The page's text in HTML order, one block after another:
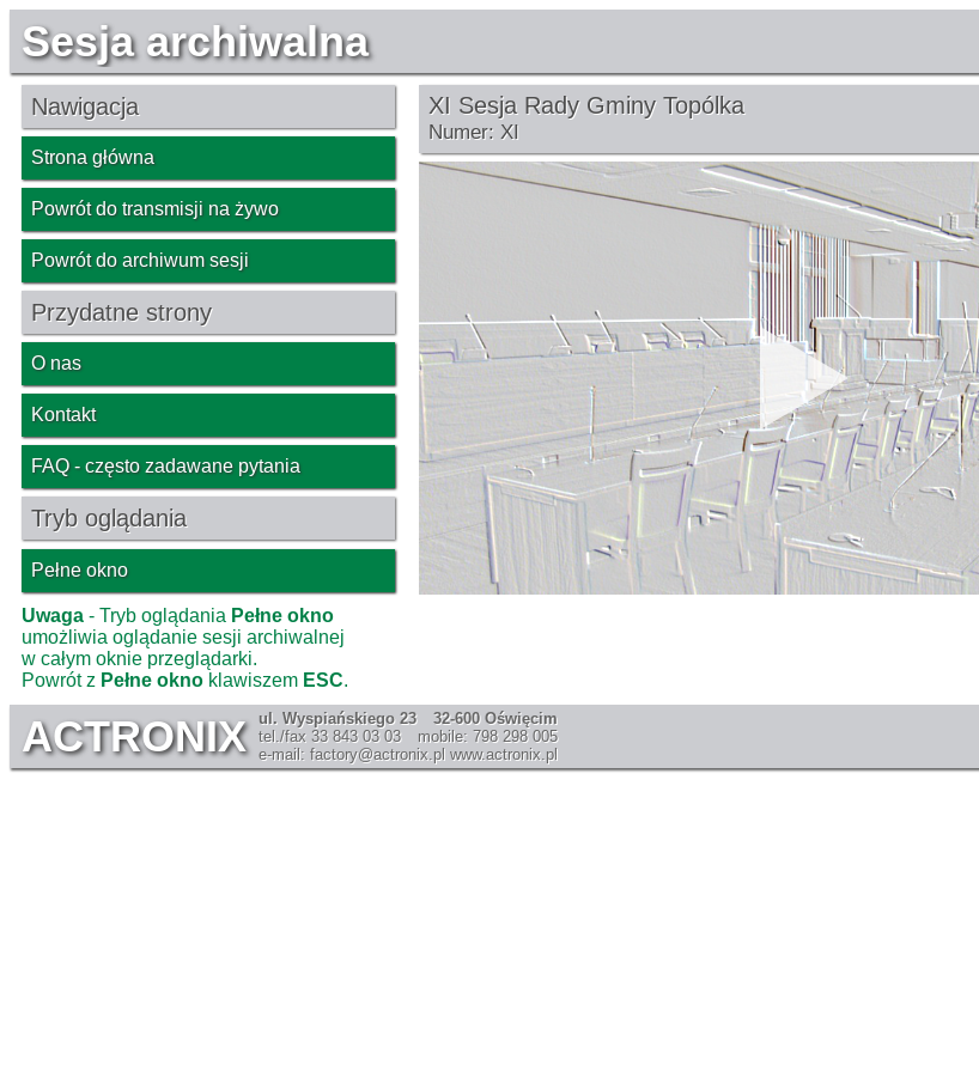
Sesja archiwalna
Nawigacja
Strona główna
Powrót do transmisji na żywo
Powrót do archiwum sesji
Przydatne strony
O nas
Kontakt
FAQ - często zadawane pytania
Tryb oglądania
Pełne okno
Uwaga - Tryb oglądania Pełne okno
umożliwia oglądanie sesji archiwalnej
w całym oknie przeglądarki.
Powrót z Pełne okno klawiszem ESC.
XI Sesja Rady Gminy Topólka
Numer: XI
ACTRONIX
ul. Wyspiańskiego 23
tel./fax 33 843 03 03
e-mail: factory@actronix.pl
32-600 Oświęcim
mobile: 798 298 005
www.actronix.pl